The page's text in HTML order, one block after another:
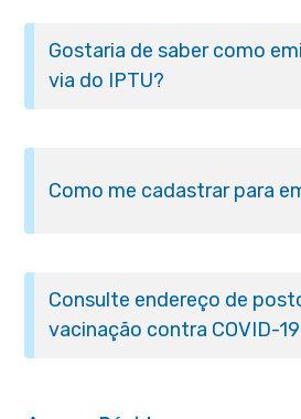
Gostaria de saber como
via do IPTU?
Como me cadastrar para
Consulte endereço de
vacinação contra COVID-19